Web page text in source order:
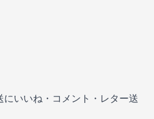
いいね・コメント・レター送